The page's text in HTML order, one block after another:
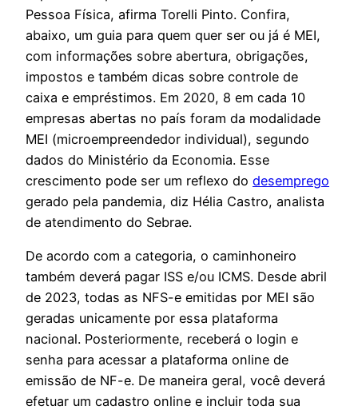
Pessoa Física, afirma Torelli Pinto. Confira,
abaixo, um guia para quem quer ser ou já é MEI,
com informações sobre abertura, obrigações,
impostos e também dicas sobre controle de
caixa e empréstimos. Em 2020, 8 em cada 10
empresas abertas no país foram da modalidade
MEI (microempreendedor individual), segundo
dados do Ministério da Economia. Esse
crescimento pode ser um reflexo do desemprego
gerado pela pandemia, diz Hélia Castro, analista
de atendimento do Sebrae.
De acordo com a categoria, o caminhoneiro
também deverá pagar ISS e/ou ICMS. Desde abril
de 2023, todas as NFS-e emitidas por MEI são
geradas unicamente por essa plataforma
nacional. Posteriormente, receberá o login e
senha para acessar a plataforma online de
emissão de NF-e. De maneira geral, você deverá
efetuar um cadastro online e incluir toda sua